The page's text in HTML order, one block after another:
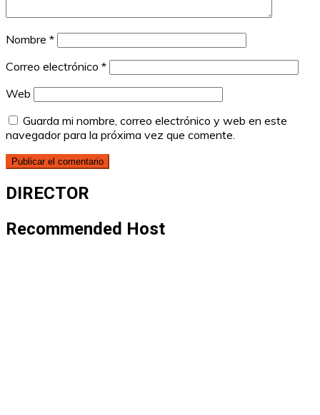
Nombre *
Correo electrónico *
Web
Guarda mi nombre, correo electrónico y web en este
navegador para la próxima vez que comente.
DIRECTOR
Recommended Host